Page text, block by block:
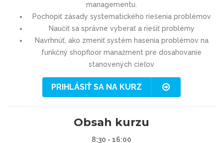
managementu.
Pochopiť zásady systematického riešenia problémov
Naučiť sa správne vyberať a riešiť problémy
Navrhnúť, ako zmeniť systém hasenia problémov na
funkčný shopfloor manažment pre dosahovanie
stanovených cieľov
PRIHLÁSIŤ SA NA KURZ
Obsah kurzu
8:30 - 16:00